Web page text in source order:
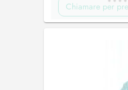
Chiamare per